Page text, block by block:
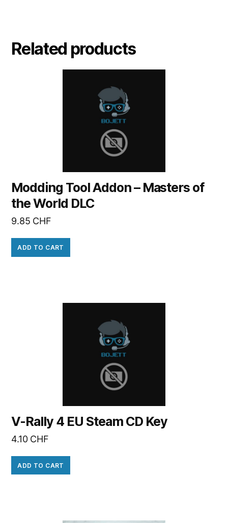
Related products
Modding Tool Addon – Masters of
the World DLC
9.85 CHF
ADD TO CART
V-Rally 4 EU Steam CD Key
4.10 CHF
ADD TO CART